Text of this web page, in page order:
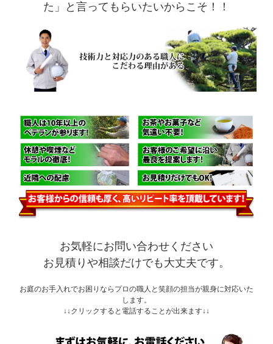
た」と言ってもらいたいからこそ！！
お気軽にお問い合わせください
お見積りや相談だけでも大丈夫です。
お庭のお手入れでお困りならプロの職人と笑顔の担当が親身に対応いた
します。
↓↓クリックすると電話することが出来ます↓↓